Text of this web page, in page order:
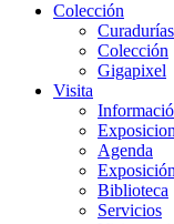
Colección
Curadurías
Colección
Gigapixel
Visita
Agenda
Biblioteca
Servicios